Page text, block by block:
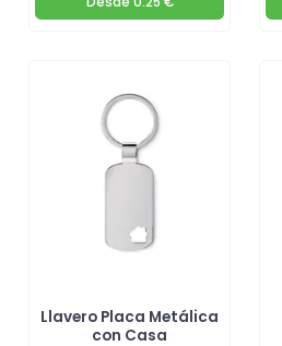
Llavero Placa Metálica
con Casa